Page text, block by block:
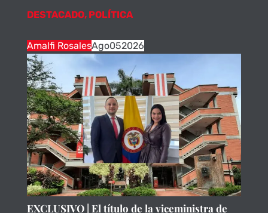
DESTACADO, POLÍTICA
Amalfi RosalesAgo052026
EXCLUSIVO | El título de la viceministra de